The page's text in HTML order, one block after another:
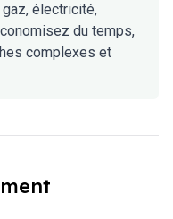
électricité,
du temps,
complexes et